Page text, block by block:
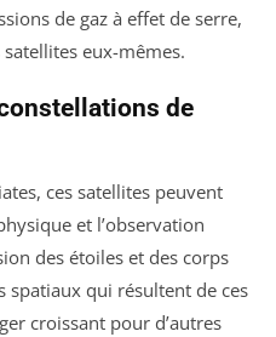
de gaz à effet de serre,
eux-mêmes.
de
ces satellites peuvent
et l’observation
des étoiles et des corps
spatiaux qui résultent de ces
croissant pour d’autres